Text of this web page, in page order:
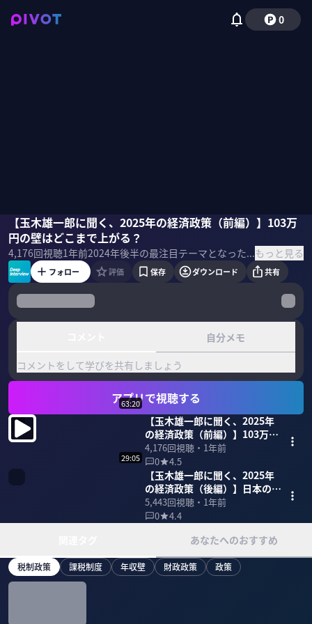
0
【玉木雄一郎に聞く、2025年の経済政策（前編）】103万
円の壁はどこまで上がる？
4,176回視聴1年前 2024年後半の最注目テーマとなった「103万円の壁」。結局、どこまで壁は上がるのか？最終ゴールとして何を目指しているのか？そして、115兆円に上る予算をどうすれば削減できるのか？日本のムダはどこにあるのか？国民民主党の玉木雄一郎氏と、慶應義塾大学の中室牧子教授に議論してもらった。もっと見る
玉木雄一郎中室牧子佐々木紀彦
フォロー 評価 保存 ダウンロード 共有
自分メモ
コメントをして学びを共有しましょう
アプリで視聴する
63:20
【玉木雄一郎に聞く、2025年
の経済政策（前編）】103万円
の壁はどこまで上がる？
4,176回視聴・ 1年前
0
4.5
29:05
【玉木雄一郎に聞く、2025年
の経済政策（後編）】日本のム
ダと令和の事業仕分けのススメ
5,443回視聴・ 1年前
0
4.4
あなたへのおすすめ
税制政策 課税制度 年収壁 財政政策 政策